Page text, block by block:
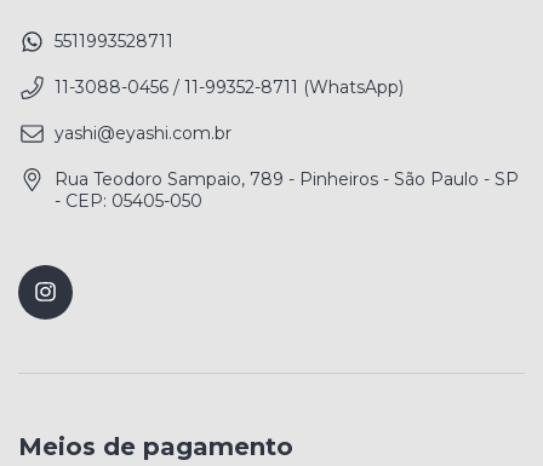
5511993528711
11-3088-0456 / 11-99352-8711 (WhatsApp)
yashi@eyashi.com.br
Rua Teodoro Sampaio, 789 - Pinheiros - São Paulo - SP
- CEP: 05405-050
Meios de pagamento